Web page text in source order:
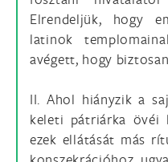
Elrendeljük, hogy
latinok
avégett, hogy
II. Ahol hiányzik a
keleti pátriárka övéi
ezek ellátását más